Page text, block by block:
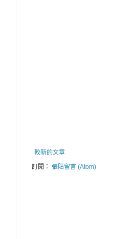
較新的文章
訂閱： 張貼留言 (Atom)